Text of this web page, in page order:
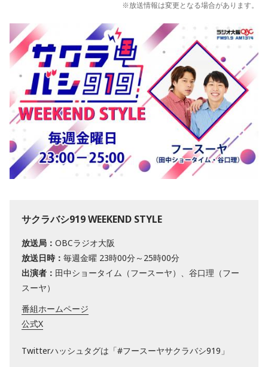
※放送情報は変更となる場合があります。
サクラバシ919 WEEKEND STYLE
放送局： OBCラジオ大阪
放送日時： 毎週金曜 23時00分～25時00分
出演者： 田中ショータイム（フースーヤ）、谷口理（フー
スーヤ）
番組ホームページ
公式X
Twitterハッシュタグは「#フースーヤサクラバシ919」